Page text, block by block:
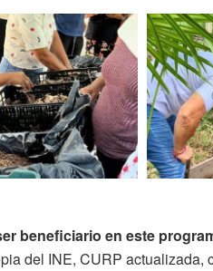
beneficiario en este
del INE, CURP actualizada,